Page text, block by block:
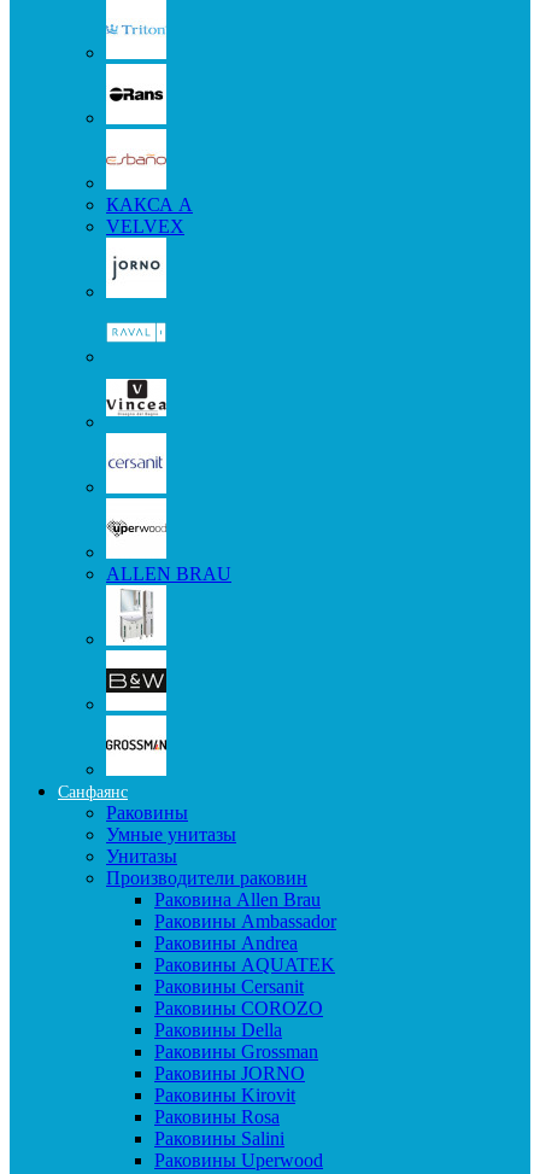
КАКСА А
VELVEX
ALLEN BRAU
Санфаянс
Раковины
Умные унитазы
Унитазы
Производители раковин
Раковина Allen Brau
Раковины Ambassador
Раковины Andrea
Раковины AQUATEK
Раковины Cersanit
Раковины COROZO
Раковины Della
Раковины Grossman
Раковины JORNO
Раковины Kirovit
Раковины Rosa
Раковины Salini
Раковины Uperwood